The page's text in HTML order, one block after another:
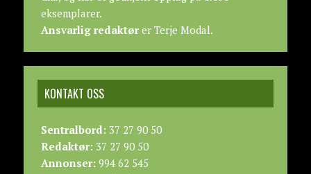
eksemplarer.
Ansvarlig redaktører Terje Modal.
KONTAKT OSS
Sentralbord:37 27 90 50
Redaktør:37 27 90 50
Annonser:994 62 545